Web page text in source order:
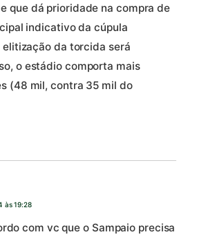
que dá prioridade na compra de
indicativo da cúpula
elitização da torcida será
o estádio comporta mais
(48 mil, contra 35 mil do
às 19:28
com vc que o Sampaio precisa